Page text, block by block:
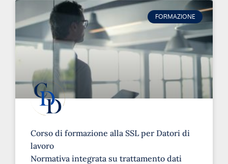
FORMAZIONE
Corso di formazione alla SSL per Datori di
lavoro
Normativa integrata su trattamento dati